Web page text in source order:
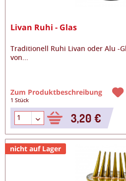
Livan Ruhi - Glas
Traditionell Ruhi Livan oder Alu -
von...
Zum Produktbeschreibung
1 Stück
3,20 €
nicht auf Lager